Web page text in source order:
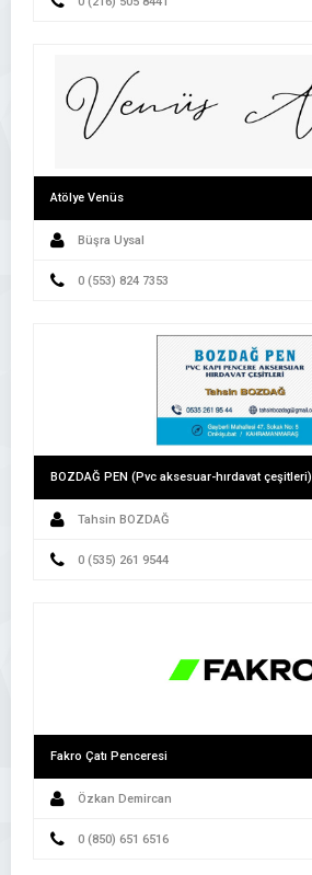
Atölye Venüs
Büşra Uysal
0 (553) 824 7353
BOZDAĞ PEN (Pvc aksesuar-hırdavat çeşitleri)
Tahsin BOZDAĞ
0 (535) 261 9544
Fakro Çatı Penceresi
Özkan Demircan
0 (850) 651 6516